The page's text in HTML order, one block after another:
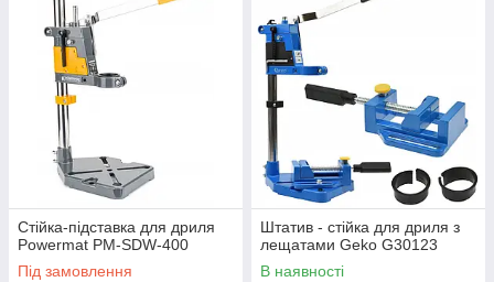
Стійка-підставка для дриля
Powermat PM-SDW-400
Під замовлення
Штатив - стійка для дриля з
лещатами Geko G30123
В наявності